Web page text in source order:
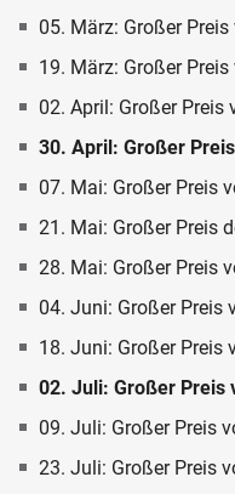
05. März: Großer
19. März: Großer
02. April: Großer
30. April: Großer
07. Mai: Großer Preis
21. Mai: Großer Preis
28. Mai: Großer Preis
04. Juni: Großer Preis
18. Juni: Großer Preis
02. Juli: Großer Preis
09. Juli: Großer Preis
23. Juli: Großer Preis